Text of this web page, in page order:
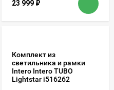
23 999 ₽
Комплект из
светильника и рамки
Intero Intero TUBO
Lightstar i516262